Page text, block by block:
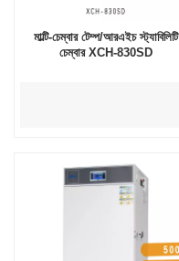
মাল্টি-চেম্বার টেম্প/আরএইচ স্ট্যাবিলিটি
চেম্বার XCH-830SD